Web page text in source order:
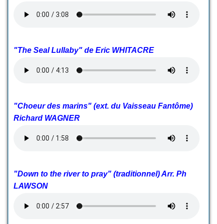
"The Seal Lullaby" de Eric WHITACRE
"Choeur des marins" (ext. du Vaisseau Fantôme)
Richard WAGNER
"Down to the river to pray" (traditionnel) Arr. Ph
LAWSON